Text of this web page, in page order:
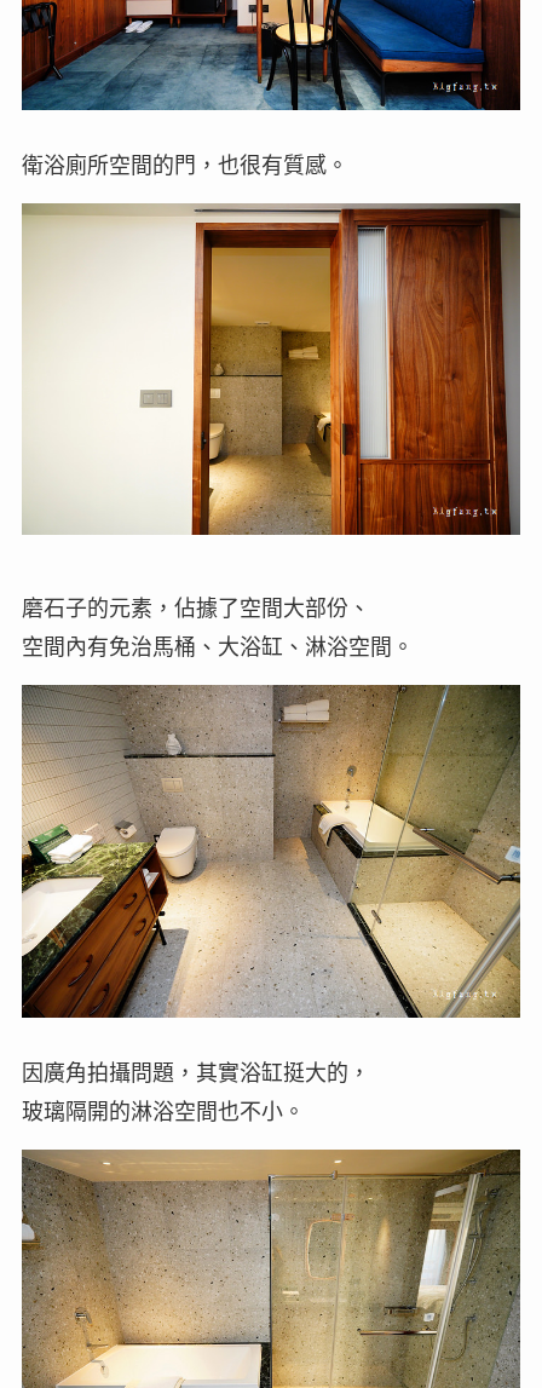
衛浴廁所空間的門，也很有質感。
磨石子的元素，佔據了空間大部份、
空間內有免治馬桶、大浴缸、淋浴空間。
因廣角拍攝問題，其實浴缸挺大的，
玻璃隔開的淋浴空間也不小。